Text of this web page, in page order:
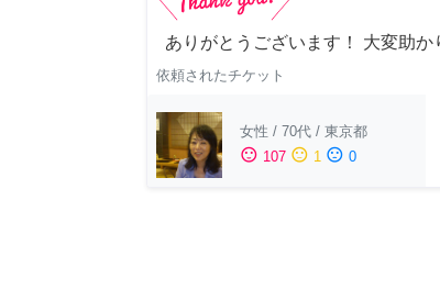
ありがとうございます！ 大変助か
依頼されたチケット
女性 / 70代 / 東京都
sentiment_satisfied 107 sentiment_neutral 1 sentiment_dissatisfied 0